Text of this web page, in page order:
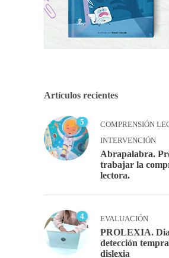
Artículos recientes
5 COMPRENSIÓN
INTERVENCIÓN
Abrapalabra.
trabajar la
lectora.
4 EVALUACIÓN
PROLEXIA.
detección
dislexia